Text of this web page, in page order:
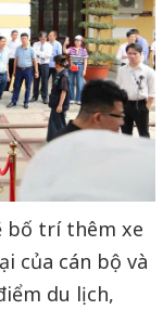
bố trí thêm xe
của cán bộ và
du lịch,